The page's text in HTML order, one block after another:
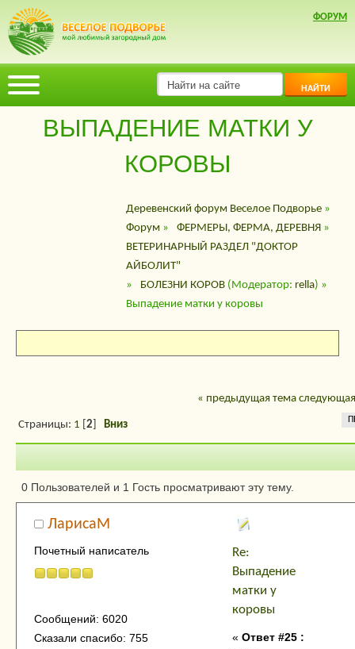
ФОРУМ
НАЙТИ
ВЫПАДЕНИЕ МАТКИ У
КОРОВЫ
Деревенский форум Веселое Подворье»
Форум » ФЕРМЕРЫ, ФЕРМА, ДЕРЕВНЯ »
ВЕТЕРИНАРНЫЙ РАЗДЕЛ "ДОКТОР
АЙБОЛИТ"
»
БОЛЕЗНИ КОРОВ (Модератор: rella) »
Выпадение матки у коровы
« предыдущая тема
Страницы: 1 [2 Вниз
Автор
Тема:
матки у коровы (Прочитано 19450 раз)
0 Пользователей и 1 Гость просматривают эту тему.
ЛарисаМ
Почетный написатель
Сообщений: 6020
Сказали спасибо: 755
Re:
Выпадение
матки у
коровы
« Ответ #25 :